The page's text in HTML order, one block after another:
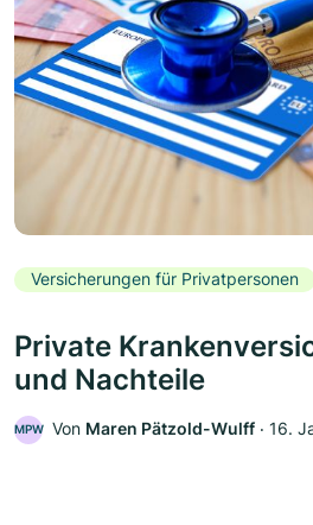
Versicherungen für Privatpersonen
Private
und Nachteile
MPW Von Maren Pätzold-Wulff ‧ 16.